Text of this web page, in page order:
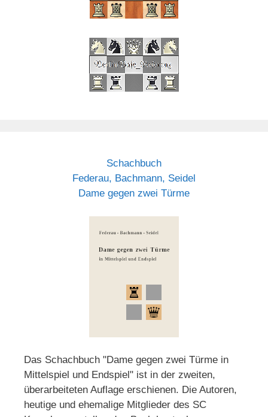
Schachbuch
Federau, Bachmann, Seidel
Dame gegen zwei Türme
Das Schachbuch "Dame gegen zwei Türme in
Mittelspiel und Endspiel" ist in der zweiten,
überarbeiteten Auflage erschienen. Die Autoren,
heutige und ehemalige Mitglieder des SC